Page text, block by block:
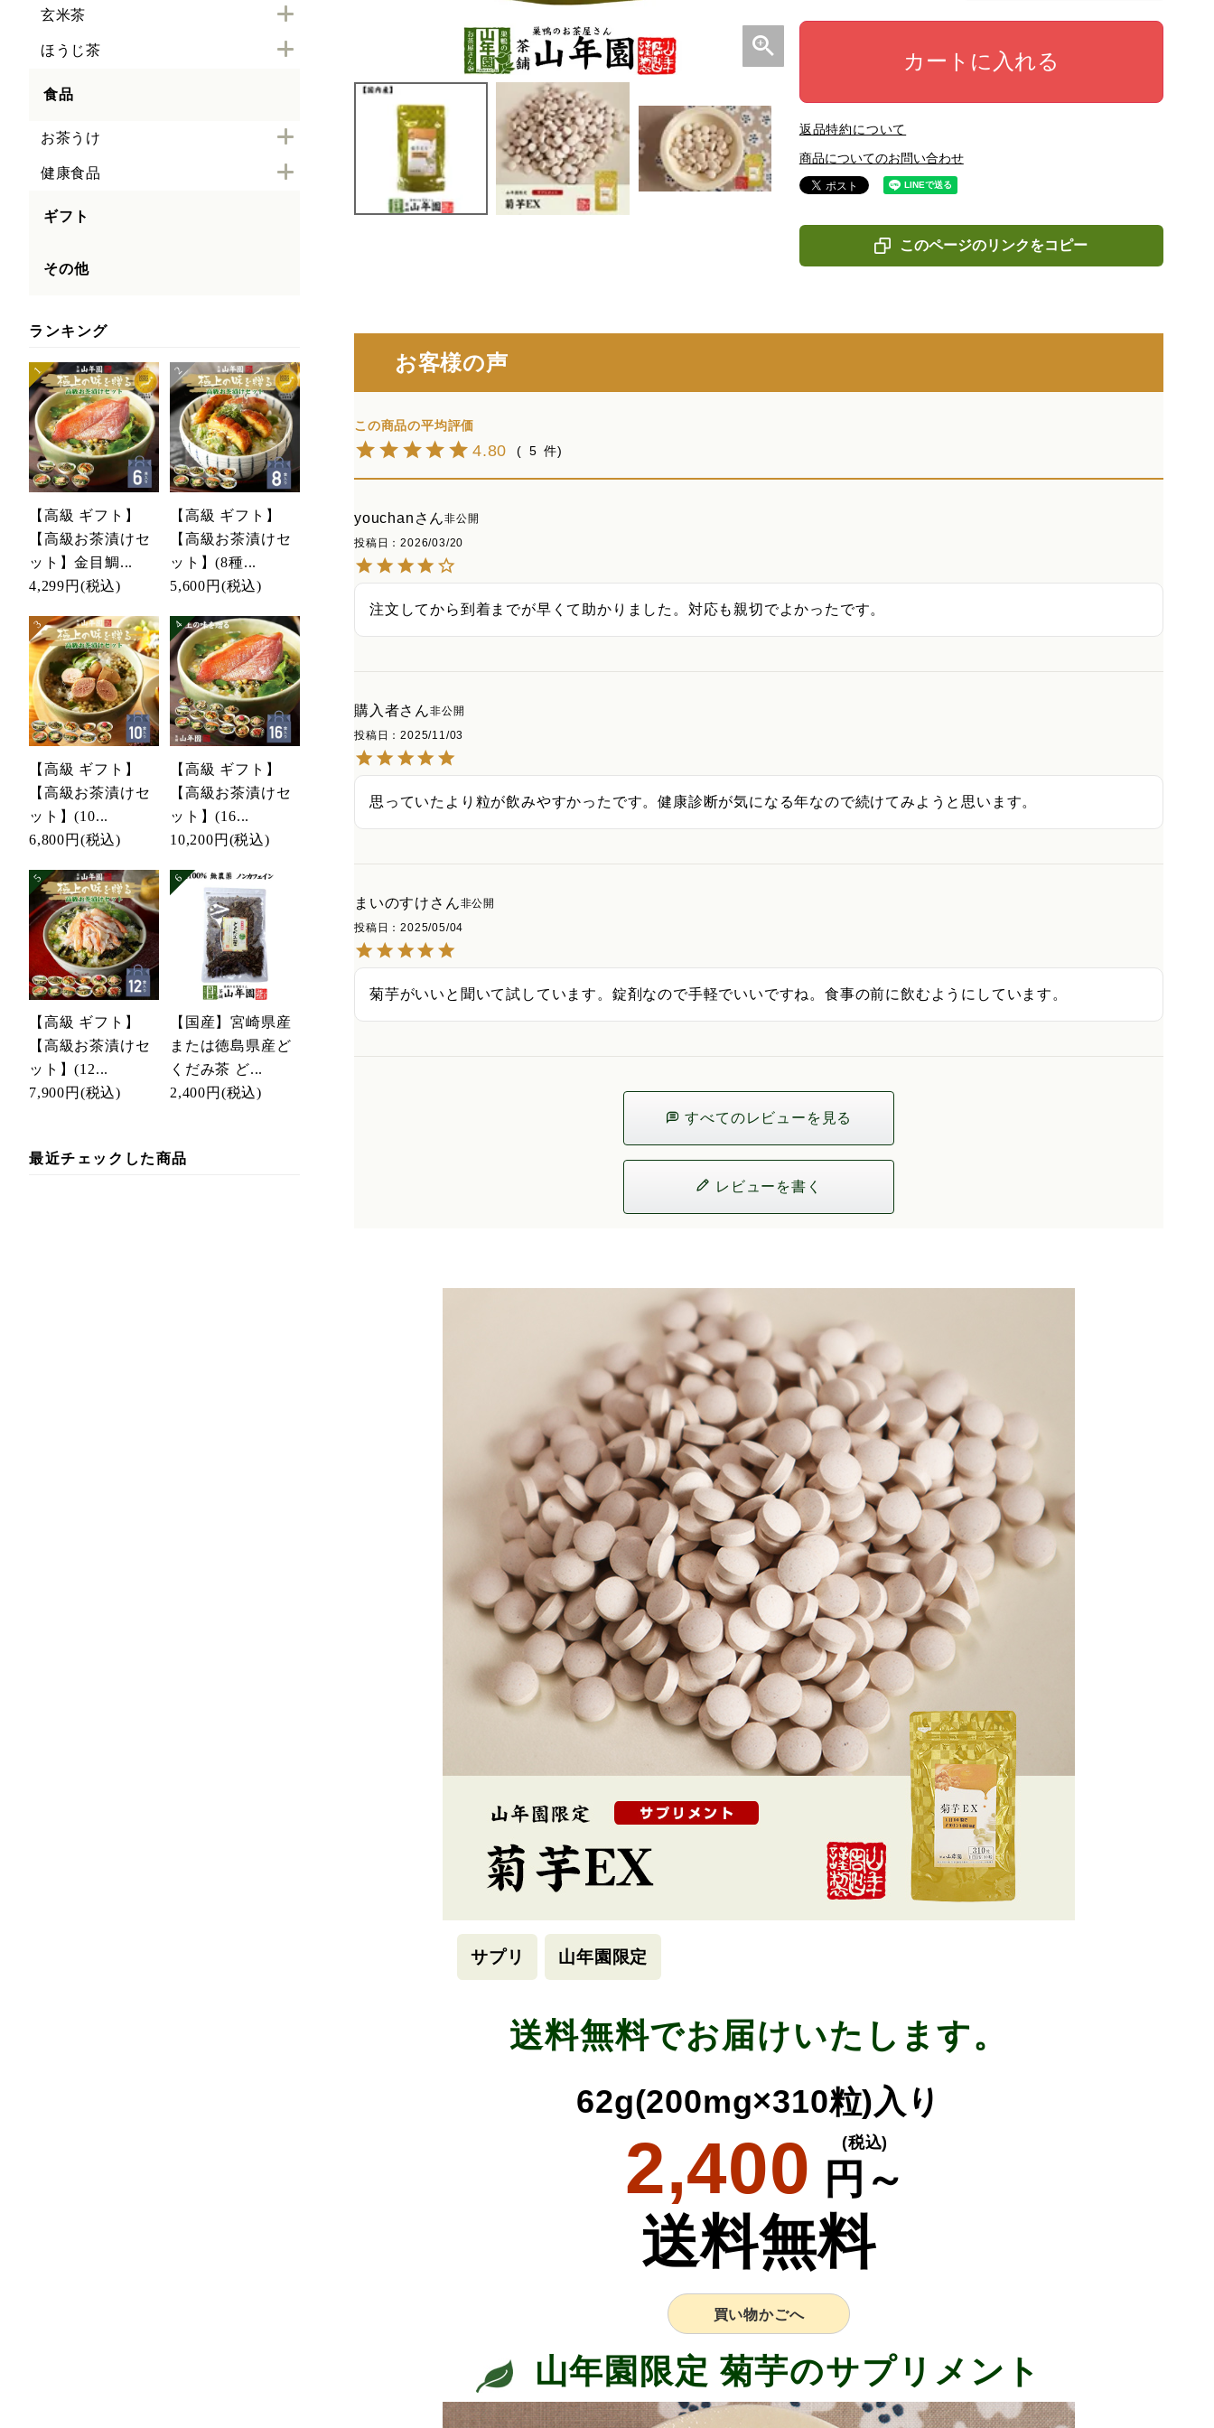
玄米茶
ほうじ茶
食品
お茶うけ
健康食品
ギフト
その他
ランキング
【高級 ギフト】
【高級お茶漬けセ
ット】金目鯛...
4,299円 (税込)
【高級 ギフト】
【高級お茶漬けセ
ット】(8種...
5,600円 (税込)
【高級 ギフト】
【高級お茶漬けセ
ット】(10...
6,800円 (税込)
【高級 ギフト】
【高級お茶漬けセ
ット】(16...
10,200円 (税込)
【高級 ギフト】
【高級お茶漬けセ
ット】(12...
7,900円 (税込)
【国産】宮崎県産
または徳島県産ど
くだみ茶 ど...
2,400円 (税込)
最近チェックした商品
カートに入れる
返品特約について
商品についてのお問い合わせ
このページのリンクをコピー
お客様の声
4.80 5
youchan
非公開
投稿日
2026/03/20
注文してから到着までが早くて助かりました。対応も親切でよかったです。
購入者
非公開
投稿日
2025/11/03
思っていたより粒が飲みやすかったです。健康診断が気になる年なので続けてみようと思います。
まいのすけ
非公開
投稿日
2025/05/04
菊芋がいいと聞いて試しています。錠剤なので手軽でいいですね。食事の前に飲むようにしています。
すべてのレビューを見る
レビューを書く
サプリ 山年園限定
送料無料でお届けいたします。
62g(200mg×310粒)入り
2,400 円～
(税込)
送料無料
買い物かごへ
山年園限定 菊芋のサプリメント